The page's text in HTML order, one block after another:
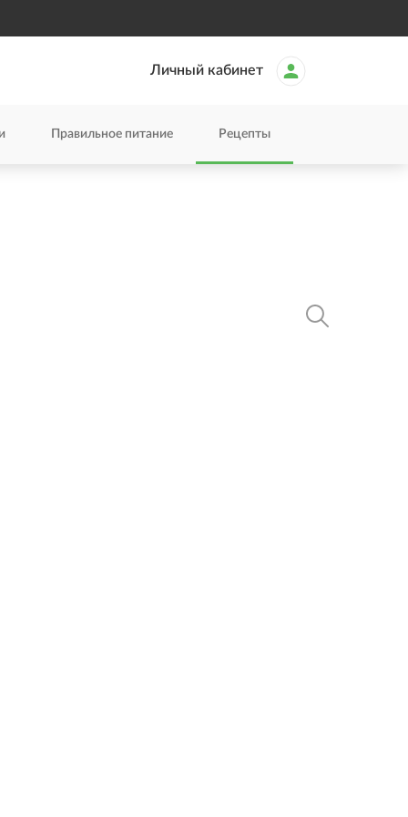
Личный кабинет
Правильное питание Рецепты